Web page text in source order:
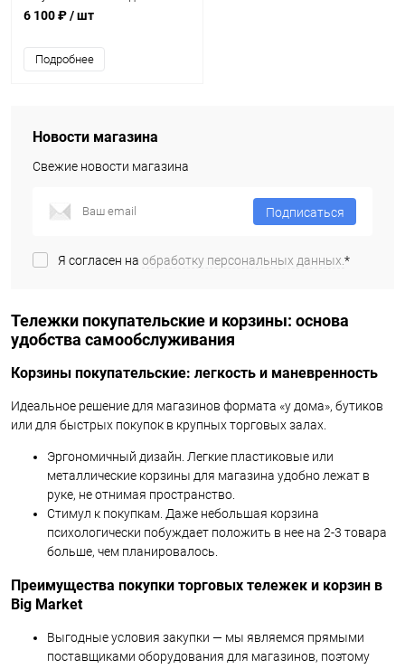
сидения
6 100 ₽/ шт
Подробнее
Новости магазина
Свежие новости магазина
Подписаться
Я согласен на обработку персональных данных.*
Тележки покупательские и корзины: основа
удобства самообслуживания
Корзины покупательские: легкость и маневренность
Идеальное решение для магазинов формата «у дома», бутиков
или для быстрых покупок в крупных торговых залах.
Эргономичный дизайн. Легкие пластиковые или
металлические корзины для магазина удобно лежат в
руке, не отнимая пространство.
Стимул к покупкам. Даже небольшая корзина
психологически побуждает положить в нее на 2-3 товара
больше, чем планировалось.
Преимущества покупки торговых тележек и корзин в
Big Market
Выгодные условия закупки — мы являемся прямыми
поставщиками оборудования для магазинов, поэтому